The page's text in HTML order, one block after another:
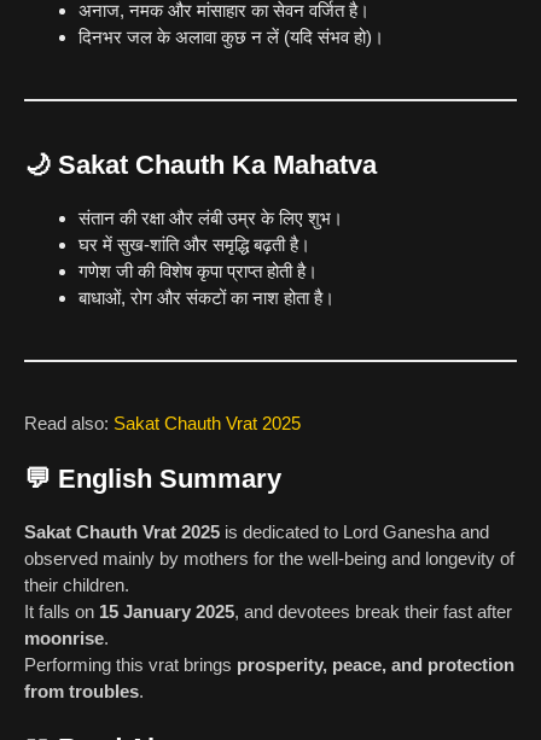
अनाज, नमक और मांसाहार का सेवन वर्जित है।
दिनभर जल के अलावा कुछ न लें (यदि संभव हो)।
🌙 Sakat Chauth Ka Mahatva
संतान की रक्षा और लंबी उम्र के लिए शुभ।
घर में सुख-शांति और समृद्धि बढ़ती है।
गणेश जी की विशेष कृपा प्राप्त होती है।
बाधाओं, रोग और संकटों का नाश होता है।
Read also: Sakat Chauth Vrat 2025
💬 English Summary
Sakat Chauth Vrat 2025 is dedicated to Lord Ganesha and
observed mainly by mothers for the well-being and longevity of
their children.
It falls on 15 January 2025, and devotees break their fast after
moonrise.
Performing this vrat brings prosperity, peace, and protection
from troubles.